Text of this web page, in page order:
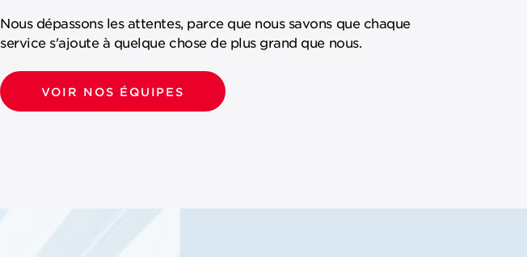
Nous dépassons les attentes, parce que nous savons que chaque
service s'ajoute à quelque chose de plus grand que nous.
VOIR NOS ÉQUIPES